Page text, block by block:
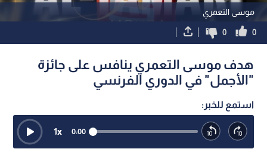
موسى التعمري
0
0
هدف موسى التعمري ينافس على جائزة
"الأجمل" في الدوري الفرنسي
استمع للخبر:
0:00
1x